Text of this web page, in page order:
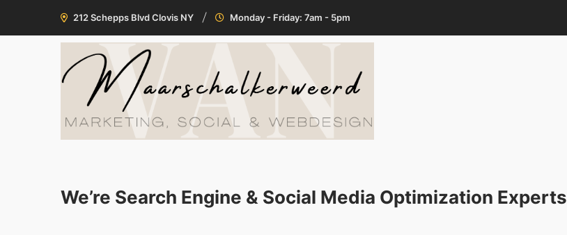
212 Schepps Blvd Clovis NY Monday - Friday: 7am - 5pm
We’re Search Engine & Social Media Optimization Experts